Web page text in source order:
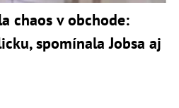
chaos v obchode:
spomínala Jobsa aj